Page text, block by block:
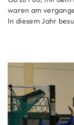
waren am
In diesem Jahr